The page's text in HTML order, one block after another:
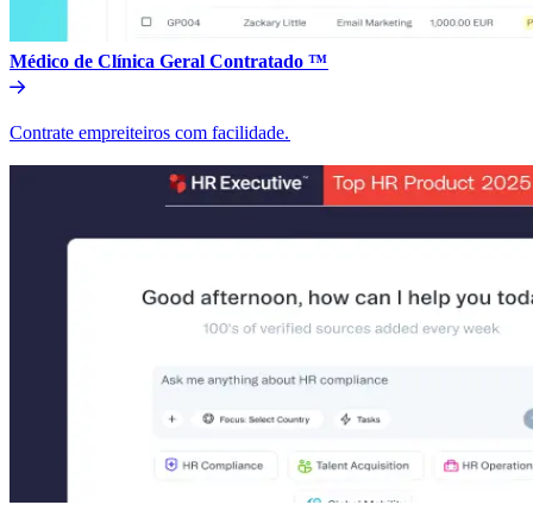
Médico de Clínica Geral Contratado ™​​
Contrate empreiteiros com facilidade.​​